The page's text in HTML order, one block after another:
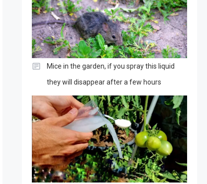
Mice in the garden, if you spray this liquid
they will disappear after a few hours